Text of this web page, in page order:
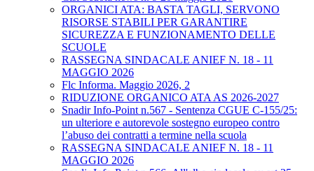
ORGANICI ATA: BASTA TAGLI, SERVONO
RISORSE STABILI PER GARANTIRE
SICUREZZA E FUNZIONAMENTO DELLE
SCUOLE
RASSEGNA SINDACALE ANIEF N. 18 - 11
MAGGIO 2026
Flc Informa. Maggio 2026, 2
RIDUZIONE ORGANICO ATA AS 2026-2027
Snadir Info-Point n.567 - Sentenza CGUE C‑155/25:
un ulteriore e autorevole sostegno europeo contro
l’abuso dei contratti a termine nella scuola
RASSEGNA SINDACALE ANIEF N. 18 - 11
MAGGIO 2026